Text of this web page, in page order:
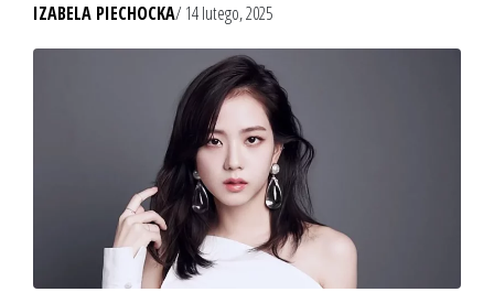
IZABELA PIECHOCKA/ 14 lutego, 2025